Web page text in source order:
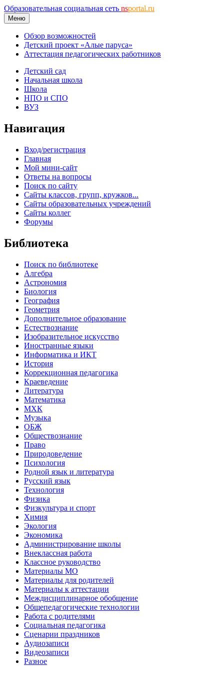
Образовательная социальная сеть nsportal.ru
Меню
Обзор возможностей
Детский проект «Алые паруса»
Аттестация педагогических работников
Детский сад
Начальная школа
Школа
НПО и СПО
ВУЗ
Навигация
Вход/регистрация
Главная
Мой мини-сайт
Ответы на вопросы
Поиск по сайту
Сайты классов, групп, кружков...
Сайты образовательных учреждений
Сайты коллег
Форумы
Библиотека
Поиск по библиотеке
Алгебра
Астрономия
Биология
География
Геометрия
Дополнительное образование
Естествознание
Изобразительное искусство
Иностранные языки
Информатика и ИКТ
История
Коррекционная педагогика
Краеведение
Литература
Математика
МХК
Музыка
ОБЖ
Обществознание
Право
Природоведение
Психология
Родной язык и литература
Русский язык
Технология
Физика
Физкультура и спорт
Химия
Экология
Экономика
Администрирование школы
Внеклассная работа
Классное руководство
Материалы МО
Материалы для родителей
Материалы к аттестации
Междисциплинарное обобщение
Общепедагогические технологии
Работа с родителями
Социальная педагогика
Сценарии праздников
Аудиозаписи
Видеозаписи
Разное